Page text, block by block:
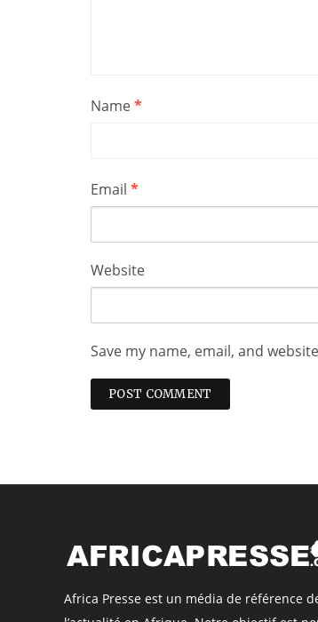
Name*
Email *
Website
Save my name, email, and
Africa Presse est un média de référence